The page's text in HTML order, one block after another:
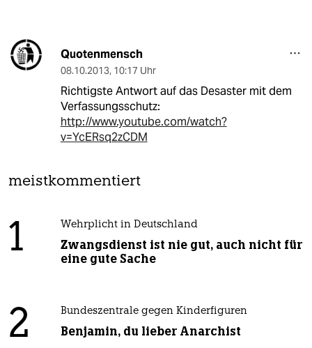
Quotenmensch
08.10.2013, 10:17 Uhr
Richtigste Antwort auf das Desaster mit dem
Verfassungsschutz:
http://www.youtube.com/watch?
v=YcERsq2zCDM
meistkommentiert
1 Wehrplicht in Deutschland
Zwangsdienst ist nie gut, auch nicht für
eine gute Sache
2 Bundeszentrale gegen Kinderfiguren
Benjamin, du lieber Anarchist